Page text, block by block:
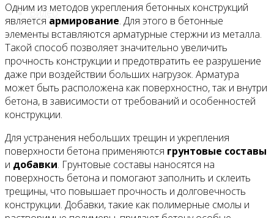
Видео
Одним из методов укрепления бетонных конструкций
является армирование. Для этого в бетонные
элементы вставляются арматурные стержни из металла.
Такой способ позволяет значительно увеличить
прочность конструкции и предотвратить ее разрушение
даже при воздействии больших нагрузок. Арматура
может быть расположена как поверхностно, так и внутри
бетона, в зависимости от требований и особенностей
конструкции.
Для устранения небольших трещин и укрепления
поверхности бетона применяются грунтовые составы
и добавки. Грунтовые составы наносятся на
поверхность бетона и помогают заполнить и склеить
трещины, что повышает прочность и долговечность
конструкции. Добавки, такие как полимерные смолы и